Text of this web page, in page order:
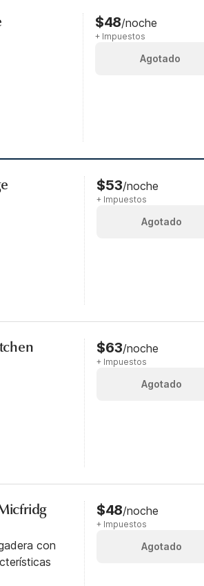
$48/noche
+ Impuestos
Agotado
$53/noche
+ Impuestos
Agotado
$63/noche
+ Impuestos
Agotado
con
$48/noche
+ Impuestos
Agotado